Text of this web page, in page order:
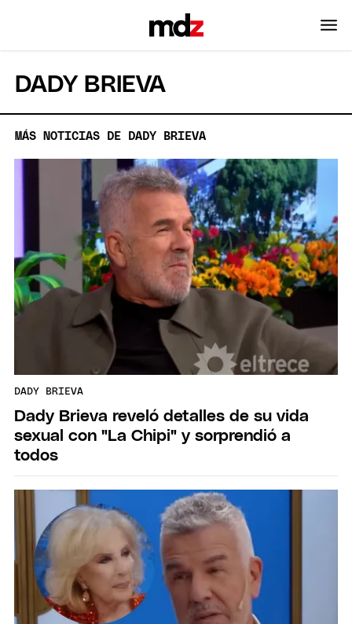
DADY BRIEVA
MÁS NOTICIAS DE DADY BRIEVA
DADY BRIEVA
Dady Brieva reveló detalles de su vida
sexual con "La Chipi" y sorprendió a
todos